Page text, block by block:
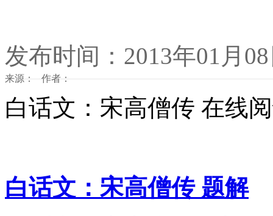
发布时间：2013年01月
来源： 作者：
白话文：宋高僧传 在线
白话文：宋高僧传 题解